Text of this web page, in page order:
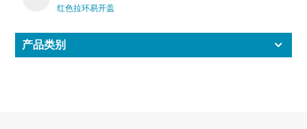
红色拉环易开盖
产品类别